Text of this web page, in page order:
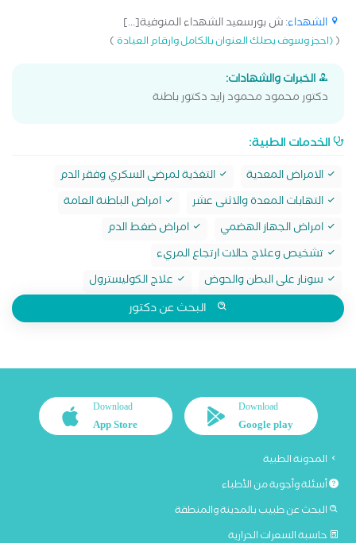
الشهداء: ش بورسعيد الشهداء المنوفية[...]
((احجز وسوف يصلك العنوان بالكامل وارقام العيادة)
الخبرات والشهادات:
دكتور محمود محمود زايد دكتور باطنة
الخدمات الطبية:
الامراض المعدية
التغذية لمرضى السكري وفقر الدم
التهابات المعدة والاثنى عشر
امراض الباطنة العامة
امراض الجهاز الهضمي
امراض ضغط الدم
تشخيص وعلاج حالات ارتجاع المريء
سونار على البطن والحوض
علاج الكوليسترول
البحث عن دكتور
Download
Google play
Download
App Store
المدونة الطبية
أسئلة وأجوبة من الأطباء
البحث عن طبيب بالمدينة والمنطقة
حاسبة السعرات الحرارية